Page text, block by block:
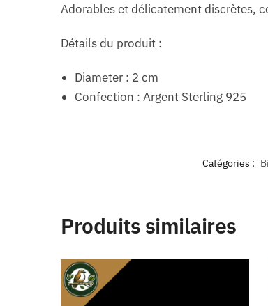
Adorables et délicatement discrètes,
Détails du produit :
Diameter : 2 cm
Confection : Argent Sterling 925
Catégories :
Produits similaires